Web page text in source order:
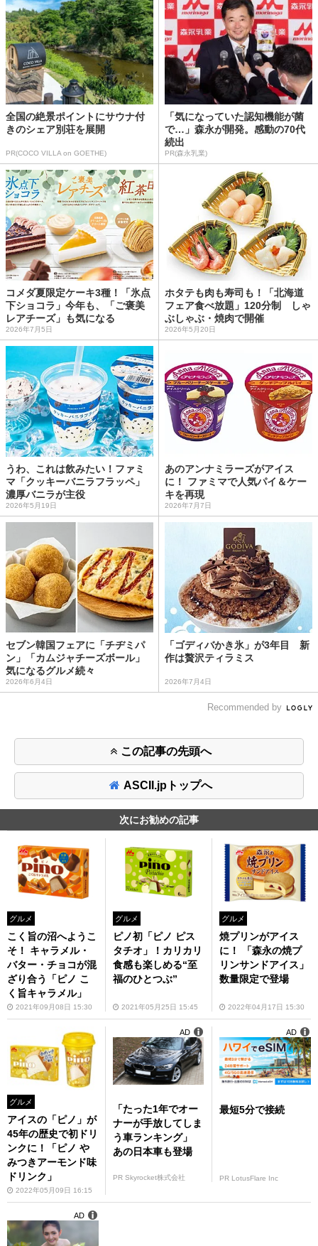
全国の絶景ポイントにサウナ付
きのシェア別荘を展開
PR(COCO VILLA on GOETHE)
「気になっていた認知機能が菌
で…」森永が開発。感動の70代
続出
PR(森永乳業)
コメダ夏限定ケーキ3種！「氷点
下ショコラ」今年も、「ご褒美
レアチーズ」も気になる
2026年7月5日
ホタテも肉も寿司も！「北海道
フェア食べ放題」120分制 しゃ
ぶしゃぶ・焼肉で開催
2026年5月20日
うわ、これは飲みたい！ファミ
マ「クッキーバニラフラッペ」
濃厚バニラが主役
2026年5月19日
あのアンナミラーズがアイス
に！ ファミマで人気パイ＆ケー
キを再現
2026年7月7日
セブン韓国フェアに「チヂミパ
ン」「カムジャチーズボール」
気になるグルメ続々
2026年6月4日
「ゴディバかき氷」が3年目 新
作は贅沢ティラミス
2026年7月4日
Recommended by
この記事の先頭へ
ASCII.jpトップへ
次にお勧めの記事
グルメ
こく旨の沼へようこ
そ！ キャラメル・
バター・チョコが混
ざり合う「ピノ こ
く旨キャラメル」
2021年09月08日 15:30
グルメ
ピノ初「ピノ ピス
タチオ」！カリカリ
食感も楽しめる“至
福のひとつぶ”
2021年05月25日 15:45
グルメ
焼プリンがアイス
に！ 「森永の焼プ
リンサンドアイス」
数量限定で登場
2022年04月17日 15:30
グルメ
アイスの「ピノ」が
45年の歴史で初ドリ
ンクに！「ピノ や
みつきアーモンド味
ドリンク」
2022年05月09日 16:15
「たった1年でオー
ナーが手放してしま
う車ランキング」
あの日本車も登場
PR Skyrocket株式会社
AD
最短5分で接続
PR LotusFlare Inc
AD
AD